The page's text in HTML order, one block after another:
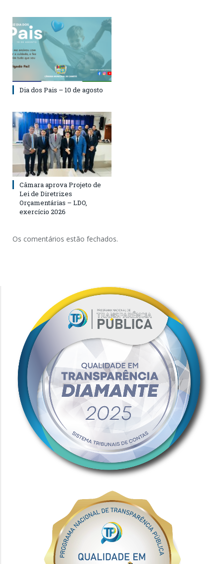
Dia dos Pais – 10 de agosto
Câmara aprova Projeto de
Lei de Diretrizes
Orçamentárias – LDO,
exercício 2026
Os comentários estão fechados.